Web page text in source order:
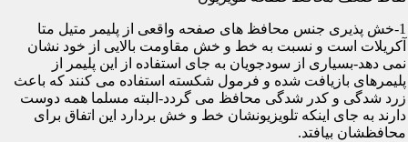
1-خش پذیری جنس محافظ های صفحه واقعی از پلیمر متیل متا
آکریلات است و نسبت به خط و خش مقاومت بالایی از خود نشان
نمی دهد-بسیاری از سودجویان به جای استفاده از این پلیمر از
پلیمرهای بازیافت شده و فرمول شکسته استفاده می کنند که باعث
زرد شدگی و کدر شدگی محافظ می گردد-البته مسلما همه دوست
دارند به جای اینکه تلویزیونشان خط و خش بردارد این اتفاق برای
محافظشان بیافتد.